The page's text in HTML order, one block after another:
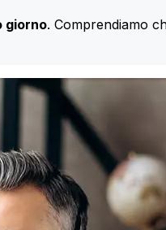
giorno. Comprendiamo